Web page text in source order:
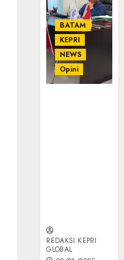
BATAM
KEPRI
NEWS
Opini
REDAKSI KEPRI
GLOBAL